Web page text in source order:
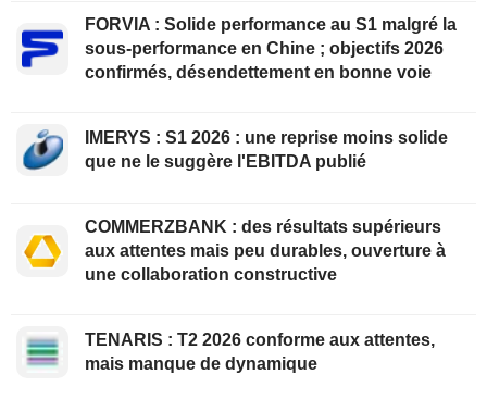
FORVIA : Solide performance au S1 malgré la
sous-performance en Chine ; objectifs 2026
confirmés, désendettement en bonne voie
IMERYS : S1 2026 : une reprise moins solide
que ne le suggère l'EBITDA publié
COMMERZBANK : des résultats supérieurs
aux attentes mais peu durables, ouverture à
une collaboration constructive
TENARIS : T2 2026 conforme aux attentes,
mais manque de dynamique